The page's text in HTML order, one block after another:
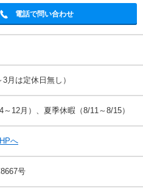
電話で問い合わせ
月は定休日無し）
12月）、夏季休暇（8/11～8/15）
へ
号